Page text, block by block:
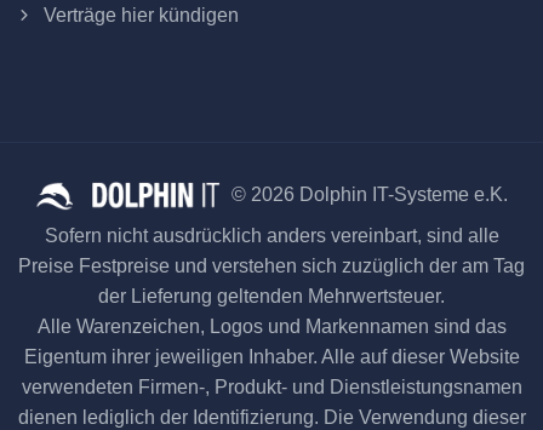
Verträge hier kündigen
© 2026 Dolphin IT-Systeme e.K.
Sofern nicht ausdrücklich anders vereinbart, sind alle
Preise Festpreise und verstehen sich zuzüglich der am Tag
der Lieferung geltenden Mehrwertsteuer.
Alle Warenzeichen, Logos und Markennamen sind das
Eigentum ihrer jeweiligen Inhaber. Alle auf dieser Website
verwendeten Firmen-, Produkt- und Dienstleistungsnamen
dienen lediglich der Identifizierung. Die Verwendung dieser